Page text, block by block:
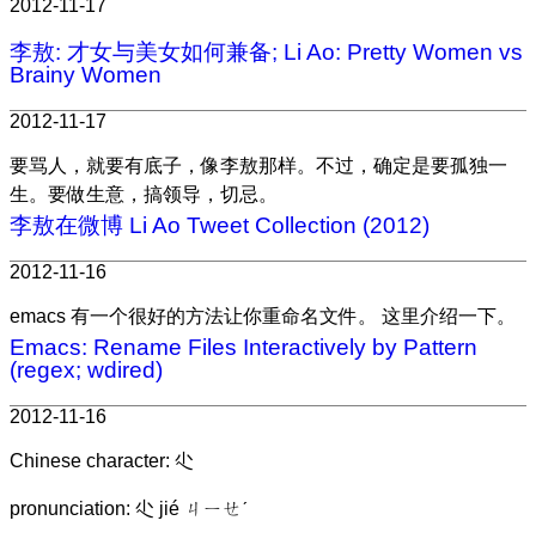
2012-11-17
李敖: 才女与美女如何兼备; Li Ao: Pretty Women vs
Brainy Women
2012-11-17
要骂人，就要有底子，像李敖那样。不过，确定是要孤独一
生。要做生意，搞领导，切忌。
李敖在微博 Li Ao Tweet Collection (2012)
2012-11-16
emacs 有一个很好的方法让你重命名文件。 这里介绍一下。
Emacs: Rename Files Interactively by Pattern
(regex; wdired)
2012-11-16
Chinese character: 尐
pronunciation: 尐 jié ㄐㄧㄝˊ